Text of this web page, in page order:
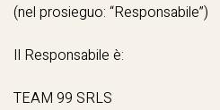
(nel prosieguo: “Responsabile”)
Il Responsabile è:
TEAM 99 SRLS